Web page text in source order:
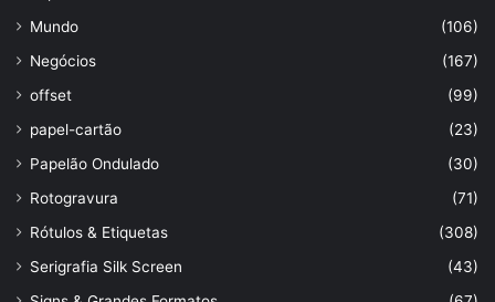
Mundo
(106)
Negócios
(167)
offset
(99)
papel-cartão
(23)
Papelão Ondulado
(30)
Rotogravura
(71)
Rótulos & Etiquetas
(308)
Serigrafia Silk Screen
(43)